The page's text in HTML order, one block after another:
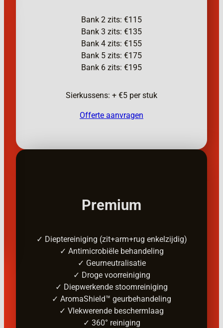
Bank 2 zits: €115
Bank 3 zits: €135
Bank 4 zits: €155
Bank 5 zits: €175
Bank 6 zits: €195
Sierkussens: + €5 per stuk
Offerte aanvragen
Premium
✓ Dieptereiniging (zit+arm+rug enkelzijdig)
✓ Antimicrobiële behandeling
✓ Geurneutralisatie
✓ Droge voorreiniging
✓ Diepwerkende stoomreiniging
✓ AromaShield™ geurbehandeling
✓ Vlekwerende beschermlaag
✓ 360° reiniging